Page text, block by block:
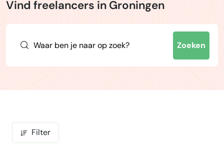
Vind freelancers in Groningen
Zoeken
Filter